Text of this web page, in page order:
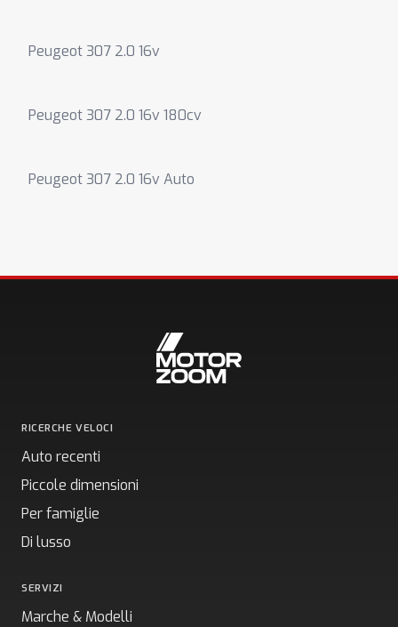
Peugeot 307 2.0 16v
Peugeot 307 2.0 16v 180cv
Peugeot 307 2.0 16v Auto
RICERCHE VELOCI
Auto recenti
Piccole dimensioni
Per famiglie
Di lusso
SERVIZI
Marche & Modelli